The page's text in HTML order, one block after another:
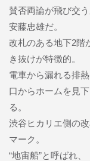
賛否両論が飛び交
安藤忠雄だ。
改札のある地下2階
き抜けが特徴的。
電車から漏れる排
口からホームを見
る。
渋谷ヒカリエ側の
マーク。
“地宙船”と呼ばれ、